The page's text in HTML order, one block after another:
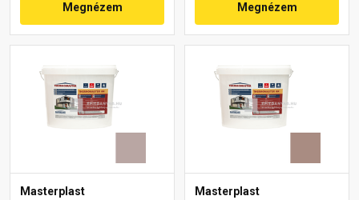
Megnézem Megnézem
Masterplast
Masterplast